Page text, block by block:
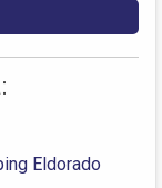
Eldorado